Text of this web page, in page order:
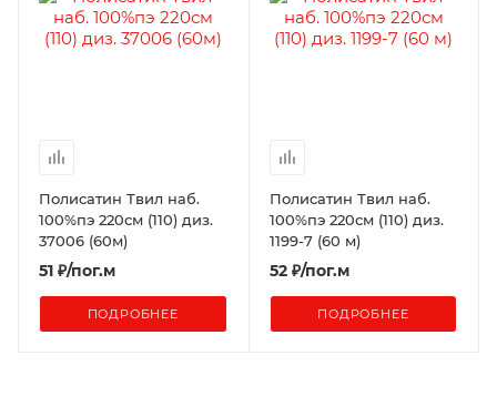
Полисатин Твил наб.
100%пэ 220см (110) диз.
37006 (60м)
51 ₽/пог.м
ПОДРОБНЕЕ
Полисатин Твил наб.
100%пэ 220см (110) диз.
1199-7 (60 м)
52₽/пог.м
ПОДРОБНЕЕ